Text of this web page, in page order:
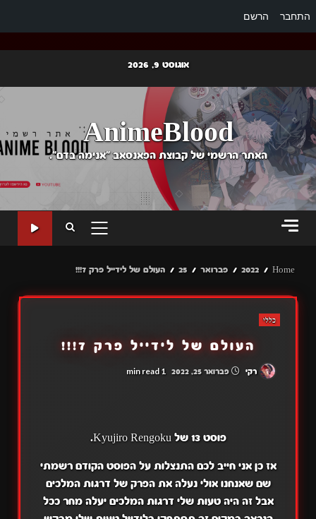
התחבר הרשם
content
אוגוסט 9, 2026
AnimeBlood
האתר הרשמי של קבוצת הפאנסאב "אנימה בדם".
PRIMARY
Home
2022 פברואר 25 העולם של לידייל פרק 7!!!
כללי
העולם של לידייל פרק 7!!!
רקי פברואר 25, 2022 1 min read
פוסט 13 של Kyujiro Rengoku.
אז כן אני חייב לכם התנצלות על הפוסט הקודם רשמתי
שם שאנחנו אולי נעלה את הפרק של דרגות המלכים
אבל זה היה טעות שלי דרגות המלכים יעלה מחר ככל